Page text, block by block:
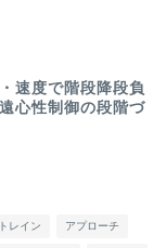
速度で階段降段負
心性制御の段階づ
レイン アプローチ